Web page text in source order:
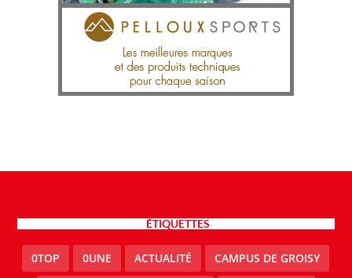
ÉTIQUETTES
0TOP 0UNE ACTUALITÉ CAMPUS DE GROISY